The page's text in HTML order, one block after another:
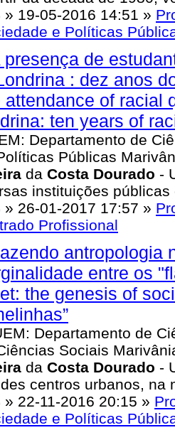
» 19-05-2016 14:51 »
e Políticas
presença de
: dez anos
attendance of racial
ten years of
Departamento de
Públicas
da Costa Dourado -
instituições
» 26-01-2017 17:57 »
Profissional
antropologia
entre os
the genesis of
Departamento de
Sociais
da Costa Dourado -
centros urbanos, na
» 22-11-2016 20:15 »
e Políticas